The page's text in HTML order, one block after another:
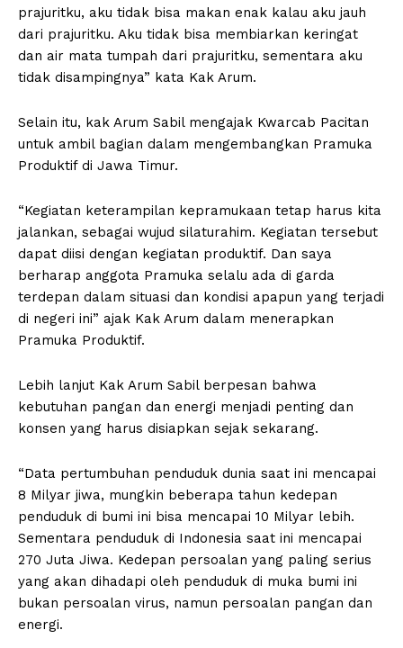
prajuritku, aku tidak bisa makan enak kalau aku jauh
dari prajuritku. Aku tidak bisa membiarkan keringat
dan air mata tumpah dari prajuritku, sementara aku
tidak disampingnya” kata Kak Arum.
Selain itu, kak Arum Sabil mengajak Kwarcab Pacitan
untuk ambil bagian dalam mengembangkan Pramuka
Produktif di Jawa Timur.
“Kegiatan keterampilan kepramukaan tetap harus kita
jalankan, sebagai wujud silaturahim. Kegiatan tersebut
dapat diisi dengan kegiatan produktif. Dan saya
berharap anggota Pramuka selalu ada di garda
terdepan dalam situasi dan kondisi apapun yang terjadi
di negeri ini” ajak Kak Arum dalam menerapkan
Pramuka Produktif.
Lebih lanjut Kak Arum Sabil berpesan bahwa
kebutuhan pangan dan energi menjadi penting dan
konsen yang harus disiapkan sejak sekarang.
“Data pertumbuhan penduduk dunia saat ini mencapai
8 Milyar jiwa, mungkin beberapa tahun kedepan
penduduk di bumi ini bisa mencapai 10 Milyar lebih.
Sementara penduduk di Indonesia saat ini mencapai
270 Juta Jiwa. Kedepan persoalan yang paling serius
yang akan dihadapi oleh penduduk di muka bumi ini
bukan persoalan virus, namun persoalan pangan dan
energi.